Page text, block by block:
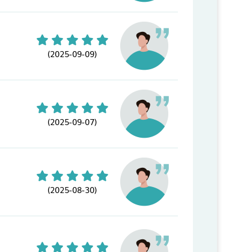
(2025-09-09)
(2025-09-07)
(2025-08-30)